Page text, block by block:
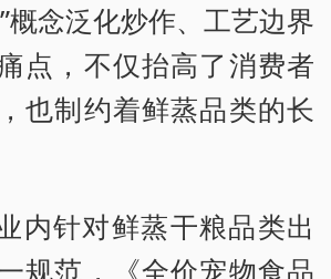
概念泛化炒作、工艺边界
点，不仅抬高了消费者
也制约着鲜蒸品类的长
内针对鲜蒸干粮品类出
规范，《全价宠物食品